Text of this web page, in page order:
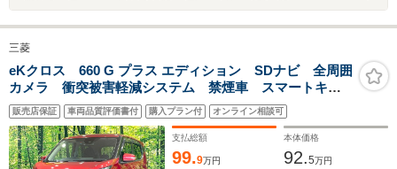
三菱
eKクロス 660 G プラス エディション SDナビ 全周囲
カメラ 衝突被害軽減システム 禁煙車 スマートキ
ー LEDヘッド ETC 純正15インチアルミ オートラ
イト オートエアコン Bluetooth CD DVD再生 フ
ルセグ
販売店保証 車両品質評価書付 購入プラン付 オンライン相談可
支払総額
99.9万円
本体価格
92.5万円